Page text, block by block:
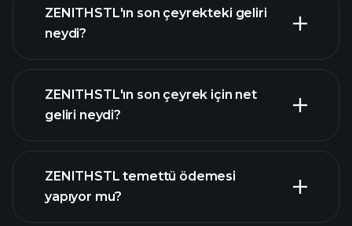
ZENITHSTL
ZENITHSTL'ın son çeyrekteki geliri
neydi?
mali
raporlar
ZENITHSTL'ın son çeyrek için net
geliri neydi?
ZENITHSTL temettü ödemesi
yapıyor mu?